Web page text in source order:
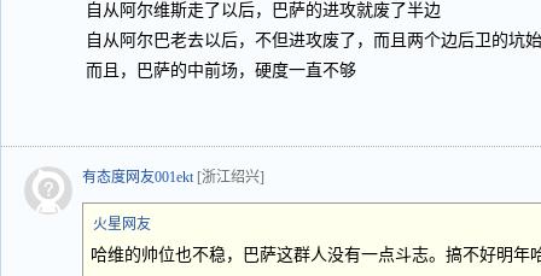
自从阿尔维斯走了以后，巴萨的进攻就废了半边
自从阿尔巴老去以后，不但进攻废了，而且两个边后卫的坑
而且，巴萨的中前场，硬度一直不够
有态度网友001ekt [浙江绍兴]
火星网友
哈维的帅位也不稳，巴萨这群人没有一点斗志。搞不好明年